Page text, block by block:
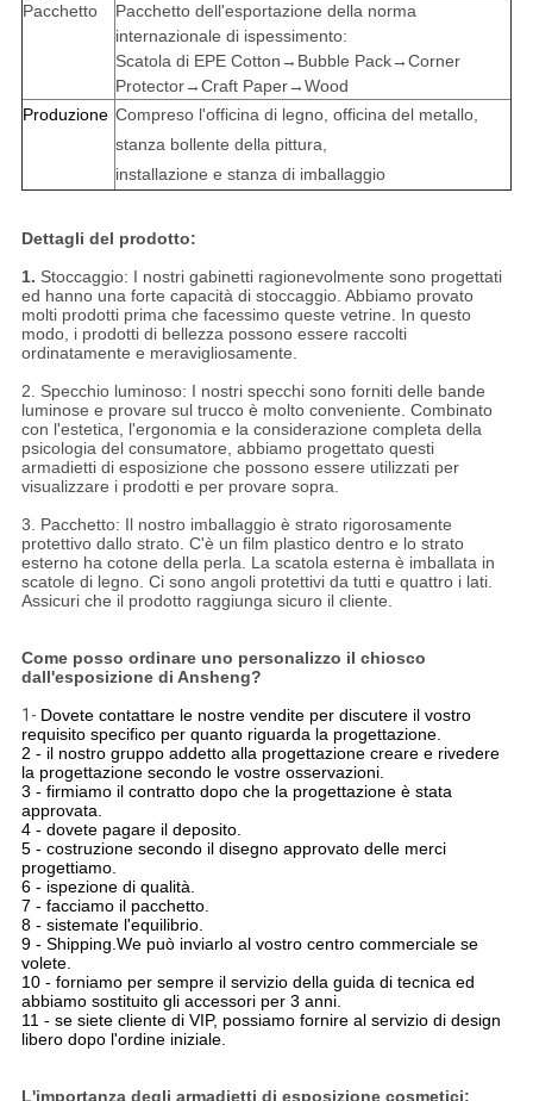
Pacchetto
Pacchetto dell'esportazione della norma
internazionale di ispessimento:
Scatola di EPE Cotton→Bubble Pack→Corner
Protector→Craft Paper→Wood
Produzione Compreso l'officina di legno, officina del metallo,
stanza bollente della pittura,
installazione e stanza di imballaggio
Dettagli del prodotto:
1. Stoccaggio: I nostri gabinetti ragionevolmente sono progettati
ed hanno una forte capacità di stoccaggio. Abbiamo provato
molti prodotti prima che facessimo queste vetrine. In questo
modo, i prodotti di bellezza possono essere raccolti
ordinatamente e meravigliosamente.
2. Specchio luminoso: I nostri specchi sono forniti delle bande
luminose e provare sul trucco è molto conveniente. Combinato
con l'estetica, l'ergonomia e la considerazione completa della
psicologia del consumatore, abbiamo progettato questi
armadietti di esposizione che possono essere utilizzati per
visualizzare i prodotti e per provare sopra.
3. Pacchetto: Il nostro imballaggio è strato rigorosamente
protettivo dallo strato. C'è un film plastico dentro e lo strato
esterno ha cotone della perla. La scatola esterna è imballata in
scatole di legno. Ci sono angoli protettivi da tutti e quattro i lati.
Assicuri che il prodotto raggiunga sicuro il cliente.
Come posso ordinare uno personalizzo il chiosco
dall'esposizione di Ansheng?
1- Dovete contattare le nostre vendite per discutere il vostro
requisito specifico per quanto riguarda la progettazione.
2 - il nostro gruppo addetto alla progettazione creare e rivedere
la progettazione secondo le vostre osservazioni.
3 - firmiamo il contratto dopo che la progettazione è stata
approvata.
4 - dovete pagare il deposito.
5 - costruzione secondo il disegno approvato delle merci
progettiamo.
6 - ispezione di qualità.
7 - facciamo il pacchetto.
8 - sistemate l'equilibrio.
9 - Shipping.We può inviarlo al vostro centro commerciale se
volete.
10 - forniamo per sempre il servizio della guida di tecnica ed
abbiamo sostituito gli accessori per 3 anni.
11 - se siete cliente di VIP, possiamo fornire al servizio di design
libero dopo l'ordine iniziale.
L'importanza degli armadietti di esposizione cosmetici: